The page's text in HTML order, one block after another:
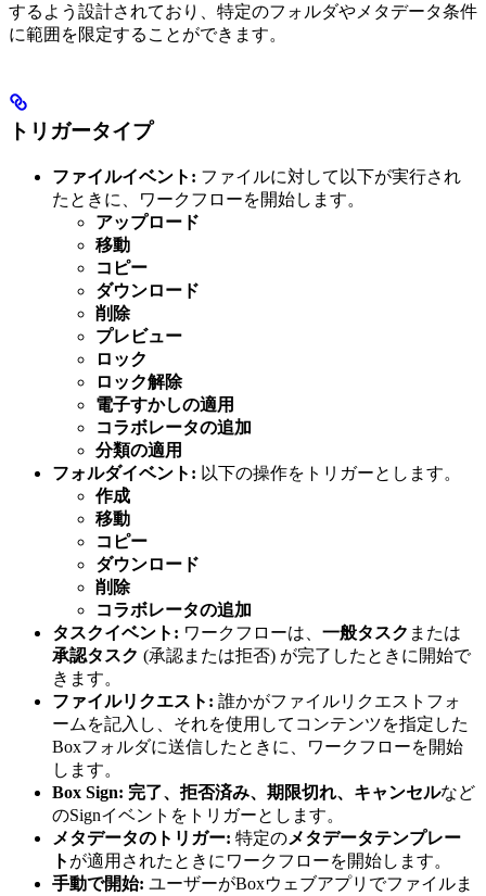
するよう設計されており、特定のフォルダやメタデータ条件
に範囲を限定することができます。
トリガータイプ
ファイルイベント: ファイルに対して以下が実行され
たときに、ワークフローを開始します。
アップロード
移動
コピー
ダウンロード
削除
プレビュー
ロック
ロック解除
電子すかしの適用
コラボレータの追加
分類の適用
フォルダイベント: 以下の操作をトリガーとします。
作成
移動
コピー
ダウンロード
削除
コラボレータの追加
タスクイベント: ワークフローは、 一般タスク または
承認タスク (承認または拒否) が完了したときに開始で
きます。
ファイルリクエスト: 誰かがファイルリクエストフォ
ームを記入し、それを使用してコンテンツを指定した
Boxフォルダに送信したときに、ワークフローを開始
します。
Box Sign: 完了、拒否済み、期限切れ、キャンセルなど
のSignイベントをトリガーとします。
メタデータのトリガー: 特定のメタデータテンプレー
ト が適用されたときにワークフローを開始します。
手動で開始: ユーザーがBoxウェブアプリでファイルま